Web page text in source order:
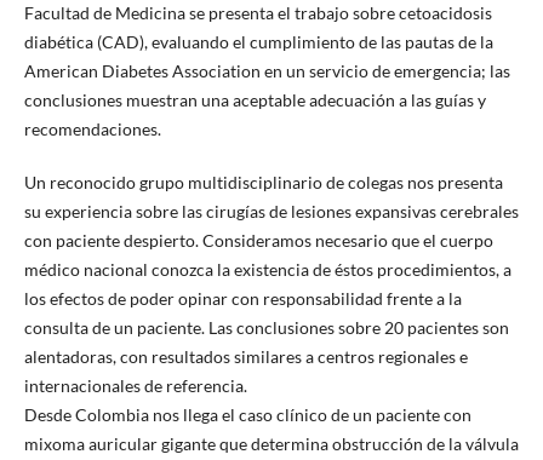
Facultad de Medicina se presenta el trabajo sobre cetoacidosis
diabética (CAD), evaluando el cumplimiento de las pautas de la
American Diabetes Association en un servicio de emergencia; las
conclusiones muestran una aceptable adecuación a las guías y
recomendaciones.
Un reconocido grupo multidisciplinario de colegas nos presenta
su experiencia sobre las cirugías de lesiones expansivas cerebrales
con paciente despierto. Consideramos necesario que el cuerpo
médico nacional conozca la existencia de éstos procedimientos, a
los efectos de poder opinar con responsabilidad frente a la
consulta de un paciente. Las conclusiones sobre 20 pacientes son
alentadoras, con resultados similares a centros regionales e
internacionales de referencia.
Desde Colombia nos llega el caso clínico de un paciente con
mixoma auricular gigante que determina obstrucción de la válvula